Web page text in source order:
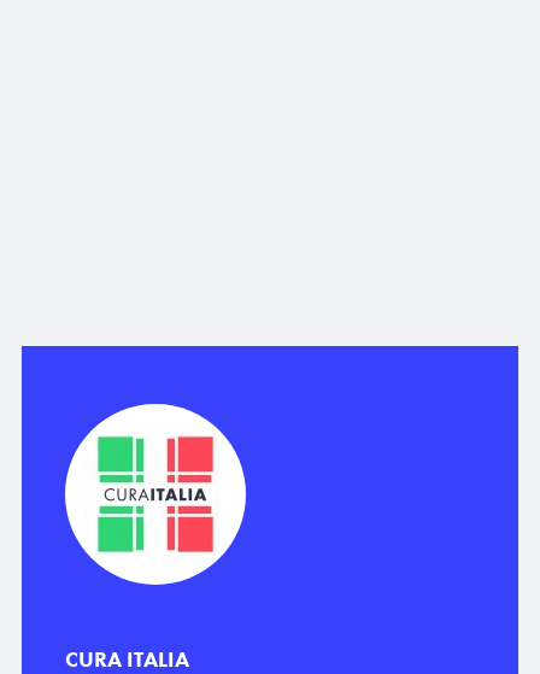
CURA ITALIA